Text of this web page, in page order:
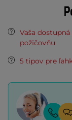
Vaša
požičovňu
5 tipov pre